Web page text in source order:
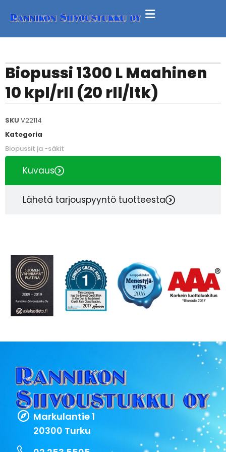
Biopussi 1300 L Maahinen
10 kpl/rll (20 rll/ltk)
SKU V22114
Kategoria
Biopussit ja -säkit
Kuvaus
Lähetä tarjouspyyntö tuotteesta
Markulantie 1
20300 Turku